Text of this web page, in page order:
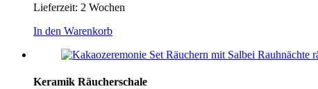
Lieferzeit: 2 Wochen
In den Warenkorb
Keramik Räucherschale